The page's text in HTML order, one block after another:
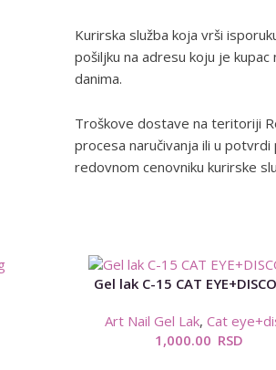
Kurirska služba koja vrši
pošiljku na adresu koju je
danima.
Troškove dostave na teritoriji
procesa naručivanja ili u
redovnom cenovniku kurirske
Gel lak C-15 CAT
Art Nail Gel Lak, Cat
1,000.00 RSD